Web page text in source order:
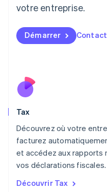
votre entreprise.
Démarrer
Tax
Découvrez où votre
facturez
et accédez aux
vos déclarations fiscales.
Découvrir Tax
English
FrançaisDeutschEnglish
Malaisie
Mexique
Español
Nouvelle-Zélande
Pays-Bas
NederlandsEnglish
Pologne
Portugal